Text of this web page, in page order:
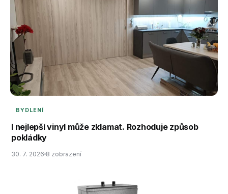
BYDLENÍ
I nejlepší vinyl může zklamat. Rozhoduje způsob
pokládky
30. 7. 2026 8 zobrazení